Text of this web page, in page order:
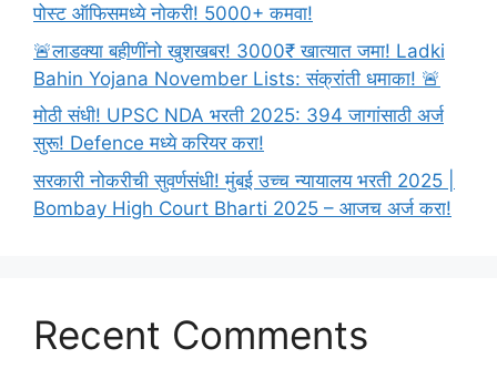
पोस्ट ऑफिसमध्ये नोकरी! 5000+ कमवा!
🚨लाडक्या बहीणींनो खुशखबर! 3000₹ खात्यात जमा! Ladki
Bahin Yojana November Lists: संक्रांती धमाका! 🚨
मोठी संधी! UPSC NDA भरती 2025: 394 जागांसाठी अर्ज
सुरू! Defence मध्ये करियर करा!
सरकारी नोकरीची सुवर्णसंधी! मुंबई उच्च न्यायालय भरती 2025 |
Bombay High Court Bharti 2025 – आजच अर्ज करा!
Recent Comments